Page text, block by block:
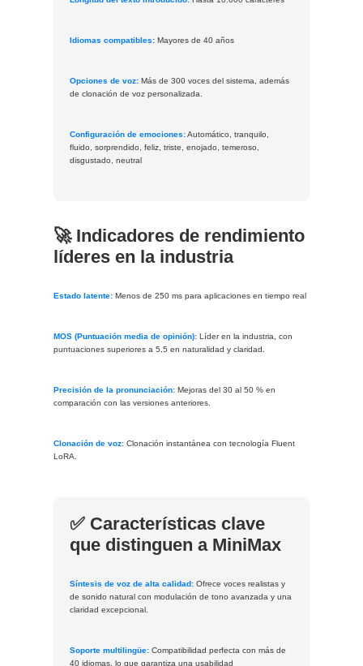
Idiomas compatibles: Mayores de 40 años
Opciones de voz: Más de 300 voces del sistema, además
de clonación de voz personalizada.
Configuración de emociones:Automático, tranquilo,
fluido, sorprendido, feliz, triste, enojado, temeroso,
disgustado, neutral
🚀 Indicadores de rendimiento
líderes en la industria
Estado latente: Menos de 250 ms para aplicaciones en tiempo real
MOS (Puntuación media de opinión): Líder en la industria, con
puntuaciones superiores a 5,5 en naturalidad y claridad.
Precisión de la pronunciación: Mejoras del 30 al 50 % en
comparación con las versiones anteriores.
Clonación de voz: Clonación instantánea con tecnología Fluent
LoRA.
✅ Características clave
que distinguen a MiniMax
Síntesis de voz de alta calidad: Ofrece voces realistas y
de sonido natural con modulación de tono avanzada y una
claridad excepcional.
Soporte multilingüe: Compatibilidad perfecta con más de
40 idiomas, lo que garantiza una usabilidad